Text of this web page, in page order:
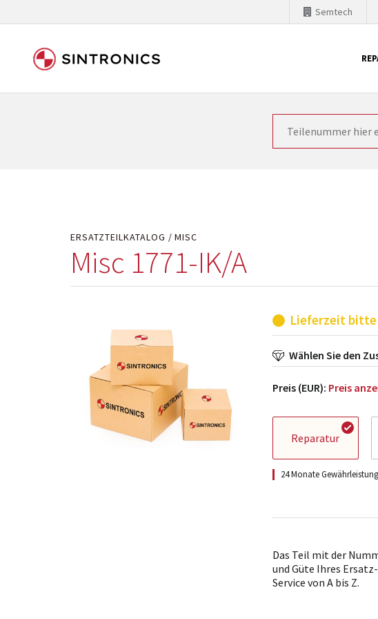
Semtech
Unsere Zusammenarbeit mit
ERSATZTEILKATALOG MISC
Misc 1771-IK/A
Lieferzeit
Wählen Sie den
Preis (EUR): Preis
Reparatur
24 Monate
Das Teil mit der
und Güte Ihres
Service von A bis Z.